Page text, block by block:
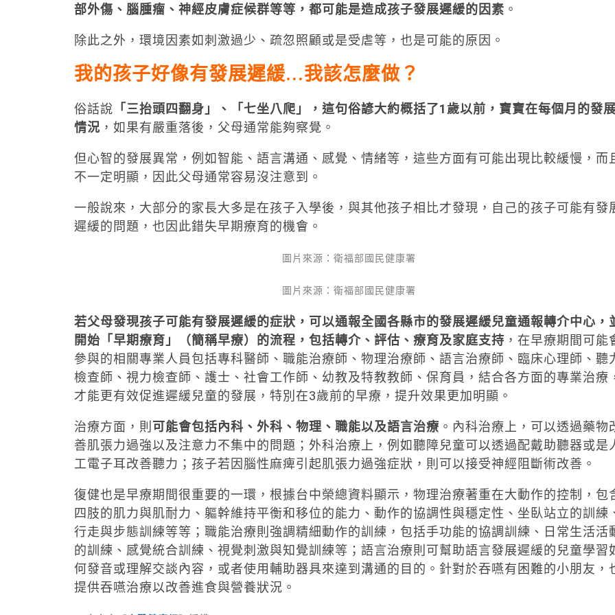
部外傷、腦腫瘤、神經皮膚症候群等等，都可能是造成孩子發展遲緩的因素 。
除此之外，環境因素如刺激過少、疏忽照顧或是受虐等，也是可能的原因。
我的孩子好像有發展遲緩...我該怎麼做？
俗話說 「三抬頭四翻身」、「七坐八爬」，這句俗諺大約概括了1歲以前，寶寶在每個月的發
情況 ，如果有嚴重落後，父母通常能夠察覺。
但心智的發展異常，例如智能、語言溝通、感覺、情緒等，這些方面有可能出現比較緩慢，而
不一定明顯，因此父母通常容易沒注意到。
一般說來，大部分的家長大多是在孩子入學後，與其他孩子相比才發現，自己的孩子可能有發
遲緩的問題，也因此錯失早期療育的機會。
圖片來源：衛福部國民健康署
圖片來源：衛福部國民健康署
若父母發現孩子可能有發展遲緩的症狀，可以通報全國各縣市的發展遲緩兒童通報轉介中心，
開始「早期療育」（簡稱早療）的流程，包括轉介、評估、療育及家庭支持 ，在早療期間可能
參與的相關專業人員包括專科醫師、職能治療師、物理治療師、語言治療師、臨床心理師、聽
檢查師、視力檢查師、護士、社會工作師、幼教及特教教師、保育員，結合各方面的專業治療
才能更有效促進遲緩兒童的發展，特別在3歲前的早療，提升效果更加明顯。
治療方面，則 可能會包括內科、外科、物理、職能以及語言治療。內科治療上，可以透過藥物
善肌張力過強以及注意力不集中的問題；外科治療上，例如聽障兒童可以透過配戴助聽器或是
工電子耳改善聽力；孩子若因腦性麻痺引起肌張力過強症狀，則可以接受神經阻斷術改善。
復健也是早療期間很重要的一環，根據台中榮總資料顯示，物理治療著重在大動作的控制，包
四肢的肌力與肌耐力、軀幹維持平衡和移位的能力、動作的協調性與穩定性、坐臥站立的訓練
行走與步態訓練等等；職能治療則強調精細動作的訓練，包括手功能的協調訓練、日常生活活
的訓練、感覺統合訓練、視覺刺激與知覺訓練等；語言治療則可幫助語言發展遲緩的兒童學習
何發音或理解交談內容，或者使用輔助器具來達到溝通的目的。針對於吞嚥有困難的小朋友，
提供吞嚥治療以改善進食與營養狀況。